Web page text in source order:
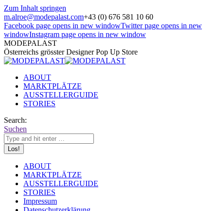
Zum Inhalt springen
m.alroe@modepalast.com+43 (0) 676 581 10 60
Facebook page opens in new windowTwitter page opens in new
windowInstagram page opens in new window
MODEPALAST
Österreichs grösster Designer Pop Up Store
ABOUT
MARKTPLÄTZE
AUSSTELLERGUIDE
STORIES
Search:
Suchen
ABOUT
MARKTPLÄTZE
AUSSTELLERGUIDE
STORIES
Impressum